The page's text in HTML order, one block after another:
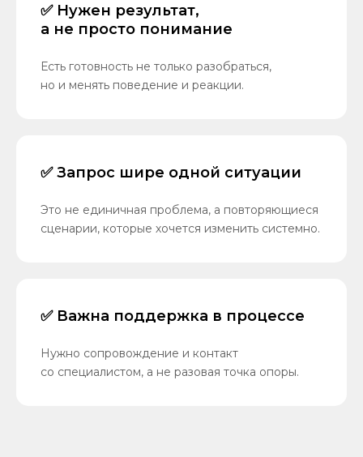
✅ Нужен результат,
а не просто понимание
Есть готовность не только разобраться,
но и менять поведение и реакции.
✅ Запрос шире одной ситуации
Это не единичная проблема, а повторяющиеся
сценарии, которые хочется изменить системно.
✅ Важна поддержка в процессе
Нужно сопровождение и контакт
со специалистом, а не разовая точка опоры.